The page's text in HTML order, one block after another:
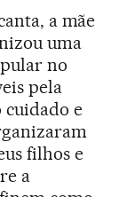
a mãe
uma
no
pela
cuidado e
filhos e
a